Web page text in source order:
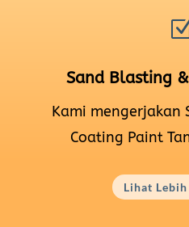
Sand Blasting
Kami mengerjakan
Coating Paint
Lihat